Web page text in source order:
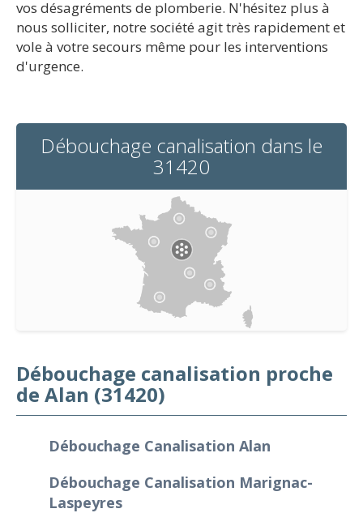
vos désagréments de plomberie. N'hésitez plus à
nous solliciter, notre société agit très rapidement et
vole à votre secours même pour les interventions
d'urgence.
Débouchage canalisation dans le
31420
Débouchage canalisation proche
de Alan (31420)
Débouchage Canalisation Alan
Débouchage Canalisation Marignac-
Laspeyres